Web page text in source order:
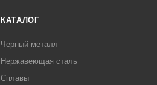
КАТАЛОГ
Черный металл
Нержавеющая сталь
Сплавы